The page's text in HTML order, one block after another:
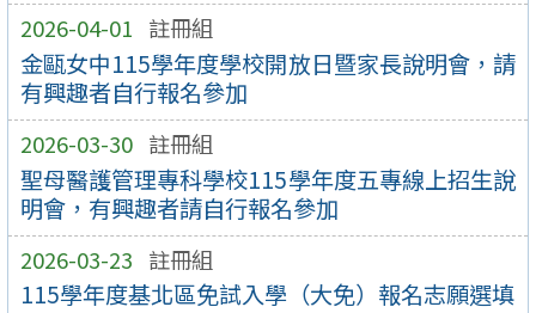
2026-04-01 註冊組
金甌女中115學年度學校開放日暨家長說明會，請
有興趣者自行報名參加
2026-03-30 註冊組
聖母醫護管理專科學校115學年度五專線上招生說
明會，有興趣者請自行報名參加
2026-03-23 註冊組
115學年度基北區免試入學（大免）報名志願選填